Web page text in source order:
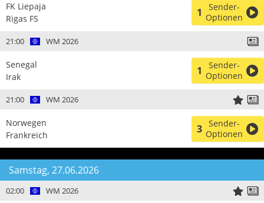
FK Liepaja
Rigas FS
1
Sender-
Optionen
21:00 WM 2026
Senegal
Irak
1
Sender-
Optionen
21:00 WM 2026
Norwegen
Frankreich
3 Sender-
Optionen
Samstag, 27.06.2026
02:00 WM 2026